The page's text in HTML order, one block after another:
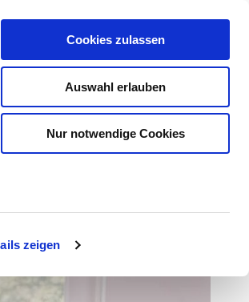
zeigen
Cookies zulassen
Auswahl erlauben
Nur notwendige Cookies
Erlebnisse Buchen
© TZHS - Zastrow/Jacobsen